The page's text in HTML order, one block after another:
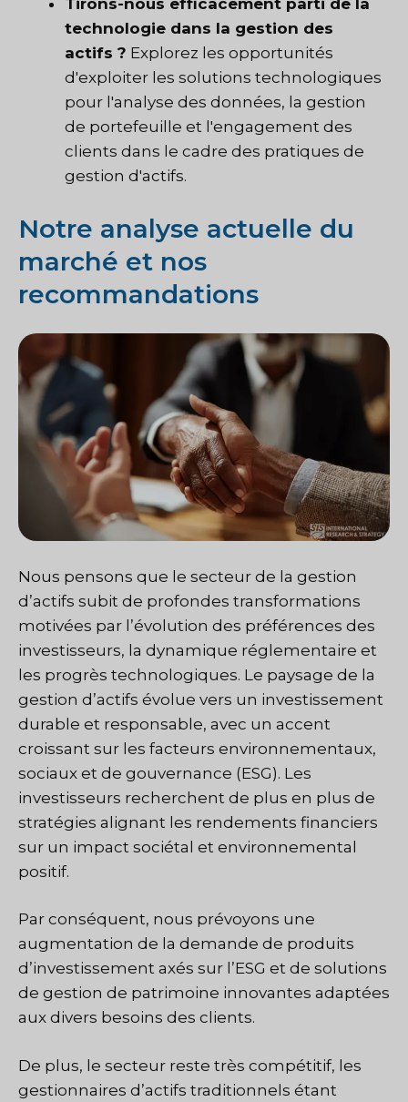
Tirons-nous efficacement parti de la
technologie dans la gestion des
actifs ? Explorez les opportunités
d'exploiter les solutions technologiques
pour l'analyse des données, la gestion
de portefeuille et l'engagement des
clients dans le cadre des pratiques de
gestion d'actifs.
Notre analyse actuelle du
marché et nos
recommandations
Nous pensons que le secteur de la gestion
d’actifs subit de profondes transformations
motivées par l’évolution des préférences des
investisseurs, la dynamique réglementaire et
les progrès technologiques. Le paysage de la
gestion d’actifs évolue vers un investissement
durable et responsable, avec un accent
croissant sur les facteurs environnementaux,
sociaux et de gouvernance (ESG). Les
investisseurs recherchent de plus en plus de
stratégies alignant les rendements financiers
sur un impact sociétal et environnemental
positif.
Par conséquent, nous prévoyons une
augmentation de la demande de produits
d’investissement axés sur l’ESG et de solutions
de gestion de patrimoine innovantes adaptées
aux divers besoins des clients.
De plus, le secteur reste très compétitif, les
gestionnaires d’actifs traditionnels étant